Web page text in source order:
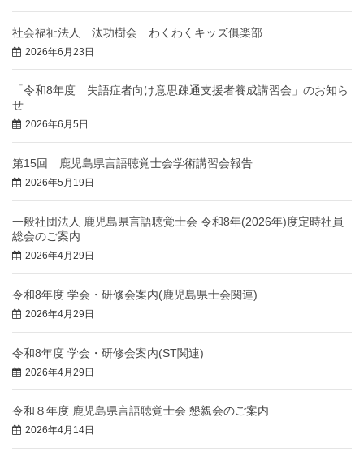
社会福祉法人 汰功樹会 わくわくキッズ俱楽部
2026年6月23日
「令和8年度 失語症者向け意思疎通支援者養成講習会」のお知ら
せ
2026年6月5日
第15回 鹿児島県言語聴覚士会学術講習会報告
2026年5月19日
一般社団法人 鹿児島県言語聴覚士会 令和8年(2026年)度定時社員
総会のご案内
2026年4月29日
令和8年度 学会・研修会案内(鹿児島県士会関連)
2026年4月29日
令和8年度 学会・研修会案内(ST関連)
2026年4月29日
令和８年度 鹿児島県言語聴覚士会 懇親会のご案内
2026年4月14日